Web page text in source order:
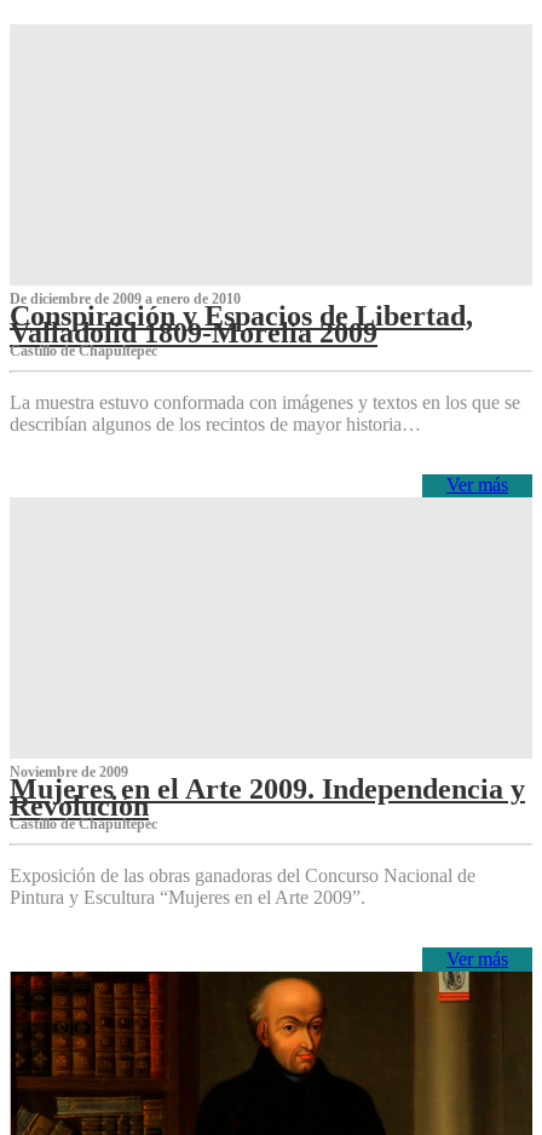
De diciembre de 2009 a enero de 2010
Conspiración y Espacios de Libertad,
Valladolid 1809-Morelia 2009
Castillo de Chapultepec
La muestra estuvo conformada con imágenes y textos en los que se
describían algunos de los recintos de mayor historia…
Ver más
Noviembre de 2009
Mujeres en el Arte 2009. Independencia y
Revolución
Castillo de Chapultepec
Exposición de las obras ganadoras del Concurso Nacional de
Pintura y Escultura “Mujeres en el Arte 2009”.
Ver más